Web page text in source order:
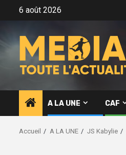
6 août 2026
A LA UNE CAF
Accueil A LA UNE JS Kabylie